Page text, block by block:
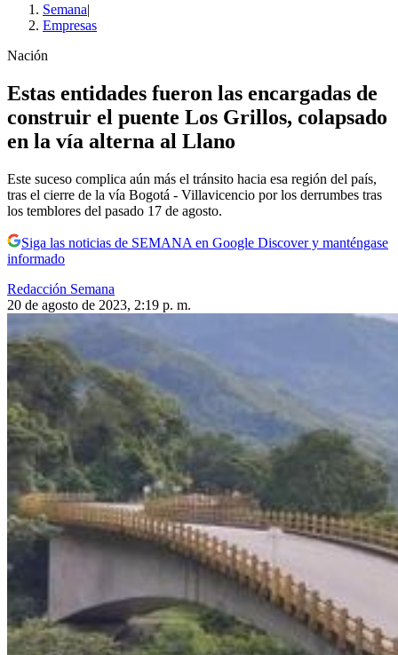
Semana|
Empresas
Nación
Estas entidades fueron las encargadas de
construir el puente Los Grillos, colapsado
en la vía alterna al Llano
Este suceso complica aún más el tránsito hacia esa región del país,
tras el cierre de la vía Bogotá - Villavicencio por los derrumbes tras
los temblores del pasado 17 de agosto.
Siga las noticias de SEMANA en Google Discover y manténgase
informado
Redacción Semana
20 de agosto de 2023, 2:19 p. m.